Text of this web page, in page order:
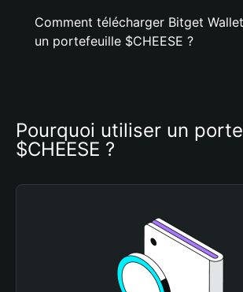
Comment télécharger Bitget
un portefeuille $CHEESE ?
Pourquoi utiliser un
$CHEESE ?